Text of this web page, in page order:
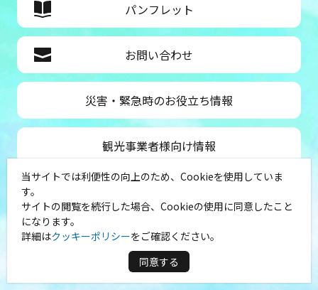
パンフレット
お問い合わせ
災害・緊急時のお役立ち情報
観光事業者様向け情報
公益社団法人神奈川県観光協会
〒231-8521
神奈川県横浜市中区山下町１
（シルクセンター内）
当サイトでは利便性の向上のため、Cookieを使用していま
す。
サイトの閲覧を続行した場合、Cookieの使用に同意したこと
になります。
詳細はクッキーポリシーをご確認ください。
同意する